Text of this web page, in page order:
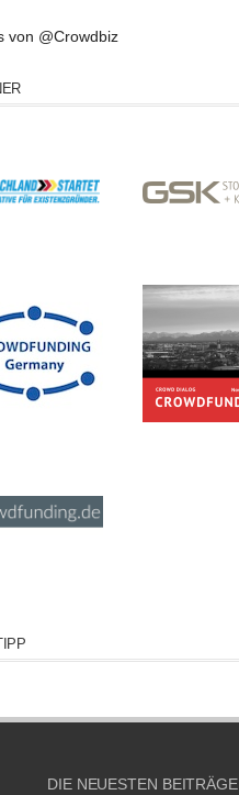
von @Crowdbiz
DIE NEUESTEN BEITRÄGE